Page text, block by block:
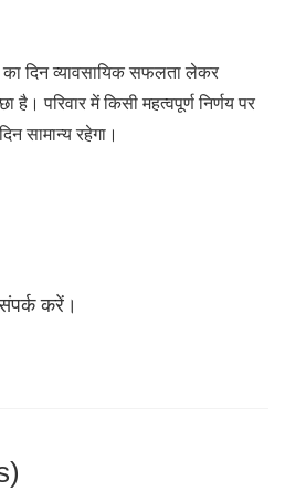
दिन व्यावसायिक सफलता लेकर
परिवार में किसी महत्वपूर्ण निर्णय पर
सामान्य रहेगा।
करें।